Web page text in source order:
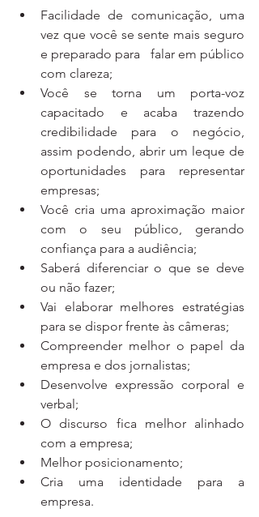
Facilidade de comunicação, uma
vez que você se sente mais seguro
e preparado para   falar em público
com clareza;
Você se torna um porta-voz
capacitado e acaba trazendo
credibilidade para o negócio,
assim podendo, abrir um leque de
oportunidades para representar
empresas;
Você cria uma aproximação maior
com o seu público, gerando
confiança para a audiência;
Saberá diferenciar o que se deve
ou não fazer;
Vai elaborar melhores estratégias
para se dispor frente às câmeras;
Compreender melhor o papel da
empresa e dos jornalistas;
Desenvolve expressão corporal e
verbal;
O discurso fica melhor alinhado
com a empresa;
Melhor posicionamento;
Cria uma identidade para a
empresa.